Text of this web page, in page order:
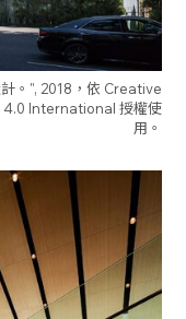
。", 2018，依 Creative
International 授權使
用。